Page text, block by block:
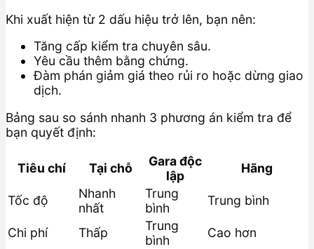
Khi xuất hiện từ 2 dấu hiệu trở lên, bạn nên:
Tăng cấp kiểm tra chuyên sâu.
Yêu cầu thêm bằng chứng.
Đàm phán giảm giá theo rủi ro hoặc dừng giao
dịch.
Bảng sau so sánh nhanh 3 phương án kiểm tra để
bạn quyết định:
Tiêu chí Tại chỗ
Gara độc
lập
Hãng
Tốc độ
Nhanh
nhất
Trung
bình
Trung bình
Chi phí Thấp
Trung
bình
Cao hơn